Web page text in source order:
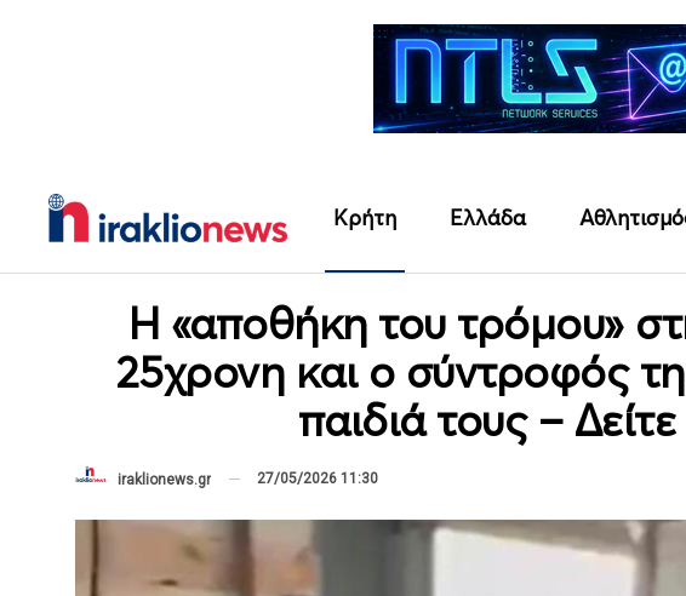
Κρήτη Ελλάδα
Η «αποθήκη του τρόμου»
25χρονη και ο σύντροφός
παιδιά τους –
iraklionews.gr 27/05/2026 11:30